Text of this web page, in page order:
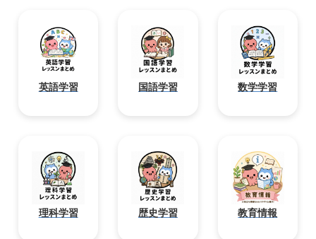
英語学習 国語学習 数学学習
理科学習 歴史学習 教育情報